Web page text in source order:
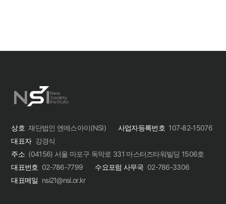
상호 재단법인 엔에스아이(NSI) 사업자등록번호 107-82-15076
대표자 강경식
주소 (04156) 서울 마포구 독막로 331 마스터즈타워빌딩 1506호
대표번호 02-786-7799 수요포럼 사무국 02-786-3306
대표메일 nsi21@nsi.or.kr
인스타그램
유튜브